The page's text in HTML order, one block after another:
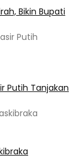
Bikin Bupati
Putih Tanjakan